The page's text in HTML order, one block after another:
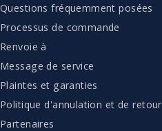
Questions fréquemment posées
Processus de commande
Renvoie à
Message de service
Plaintes et garanties
Politique d'annulation et de retour
Partenaires